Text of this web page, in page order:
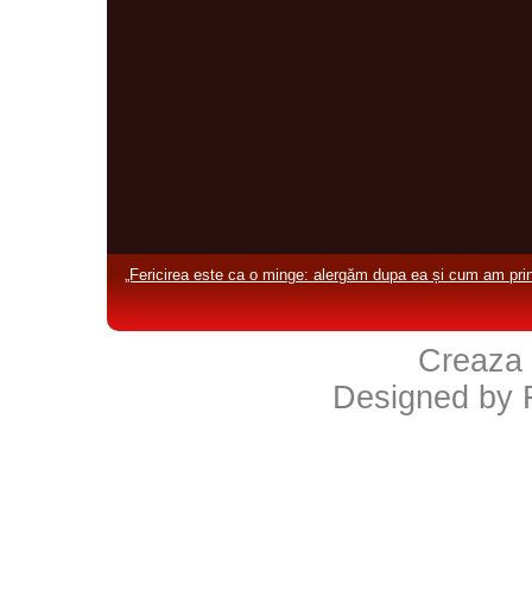
„Fericirea este ca o minge: alergăm dupa ea și cum am
Creaza
Designed by